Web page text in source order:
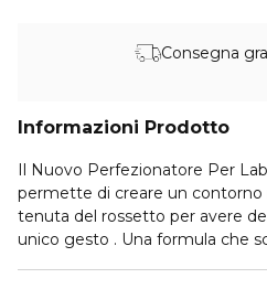
Consegna
Informazioni Prodotto
Il Nuovo Perfezionatore Per
permette di creare un contorno
tenuta del rossetto per avere
unico gesto . Una formula che